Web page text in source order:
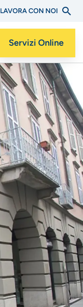
LAVORA CON NOI
Servizi Online